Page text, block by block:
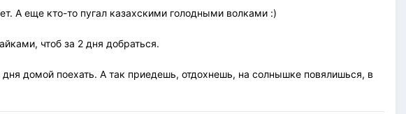
А еще кто-то пугал казахскими голодными волками :)
чтоб за 2 дня добраться.
домой поехать. А так приедешь, отдохнешь, на солнышке повялишься, в